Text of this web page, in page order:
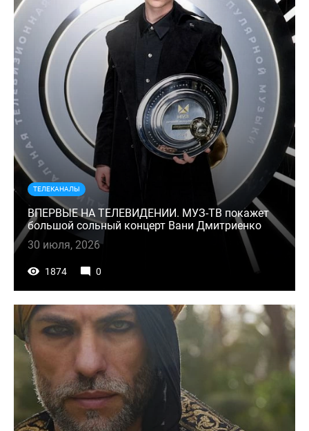
ТЕЛЕКАНАЛЫ
ВПЕРВЫЕ НА ТЕЛЕВИДЕНИИ. МУЗ-ТВ покажет
большой сольный концерт Вани Дмитриенко
30 июля, 2026
1874 0